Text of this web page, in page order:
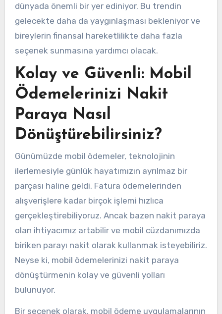
dünyada önemli bir yer ediniyor. Bu trendin
gelecekte daha da yaygınlaşması bekleniyor ve
bireylerin finansal hareketlilikte daha fazla
seçenek sunmasına yardımcı olacak.
Kolay ve Güvenli: Mobil
Ödemelerinizi Nakit
Paraya Nasıl
Dönüştürebilirsiniz?
Günümüzde mobil ödemeler, teknolojinin
ilerlemesiyle günlük hayatımızın ayrılmaz bir
parçası haline geldi. Fatura ödemelerinden
alışverişlere kadar birçok işlemi hızlıca
gerçekleştirebiliyoruz. Ancak bazen nakit paraya
olan ihtiyacımız artabilir ve mobil cüzdanımızda
biriken parayı nakit olarak kullanmak isteyebiliriz.
Neyse ki, mobil ödemelerinizi nakit paraya
dönüştürmenin kolay ve güvenli yolları
bulunuyor.
Bir seçenek olarak, mobil ödeme uygulamalarının